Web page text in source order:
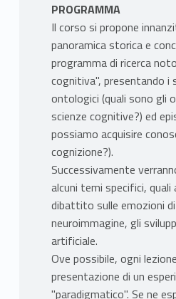
PROGRAMMA
Il corso si propone
panoramica storica e
programma di ricerca
cognitiva", presentando i
ontologici (quali sono gli
scienze cognitive?) ed
possiamo acquisire
cognizione?).
Successivamente
alcuni temi specifici, quali
dibattito sulle emozioni
neuroimmagine, gli
artificiale.
Ove possibile, ogni
presentazione di un
"paradigmatico". Se ne